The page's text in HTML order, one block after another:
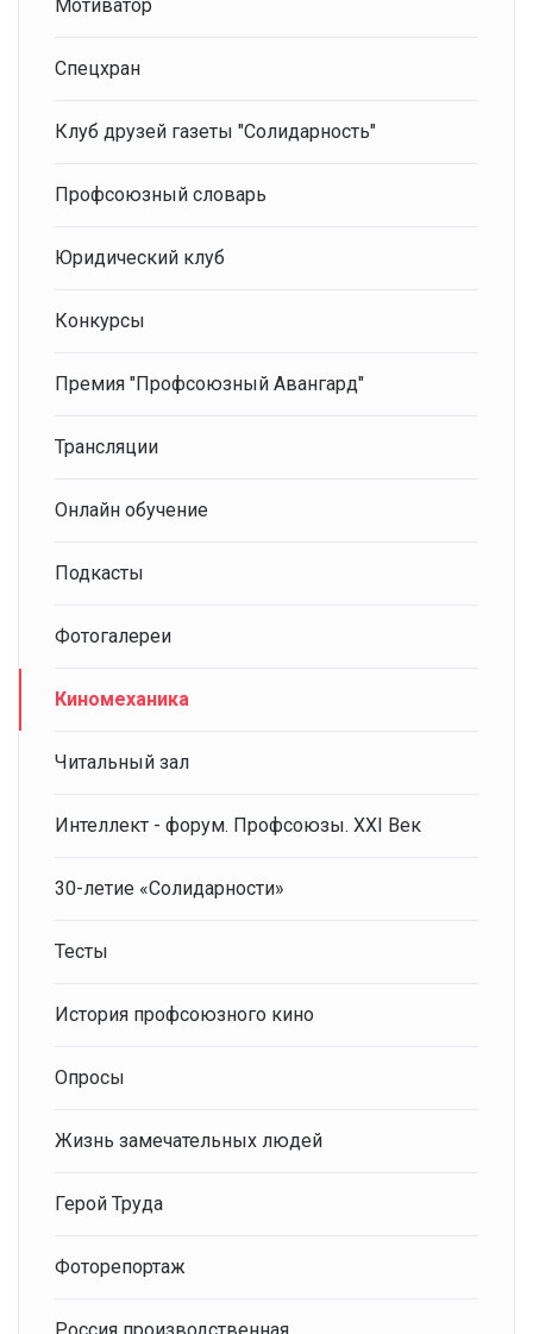
Мотиватор
Спецхран
Клуб друзей газеты "Солидарность"
Профсоюзный словарь
Юридический клуб
Конкурсы
Премия "Профсоюзный Авангард"
Трансляции
Онлайн обучение
Подкасты
Фотогалереи
Киномеханика
Читальный зал
Интеллект - форум. Профсоюзы. XXI Век
30-летие «Солидарности»
Тесты
История профсоюзного кино
Опросы
Жизнь замечательных людей
Герой Труда
Фоторепортаж